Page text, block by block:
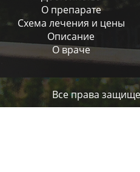
О препарате
Схема лечения и цены
Описание
О враче
Все права